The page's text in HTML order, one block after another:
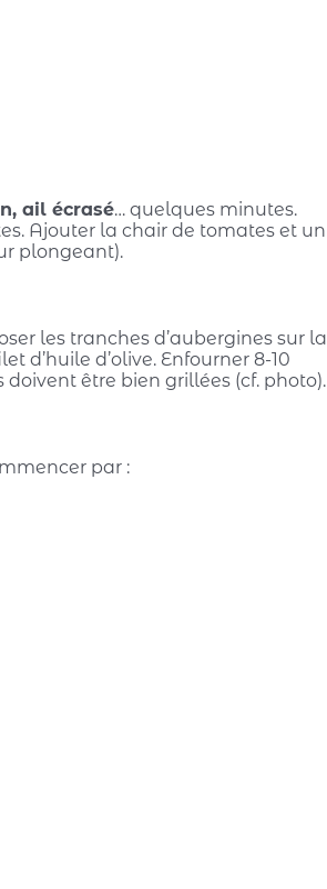
ail écrasé… quelques minutes.
Ajouter la chair de tomates et un
plongeant).
les tranches d’aubergines sur la
d’huile d’olive. Enfourner 8-10
être bien grillées (cf. photo).
par :